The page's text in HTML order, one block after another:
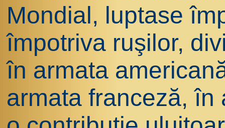
Mondial, luptase
împotriva ruşilor,
în armata
armata franceză, în